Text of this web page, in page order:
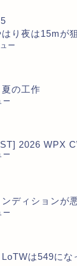
り夜は15mが
ー
の工作
ー
2026 WPX
ー
ディションが
ー
は549にな